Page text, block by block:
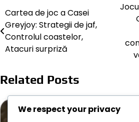
Post
navigation
Cartea de joc a Casei
Greyjoy: Strategii de jaf,
Controlul coastelor,
Atacuri surpriză
Related Posts
We respect your privacy